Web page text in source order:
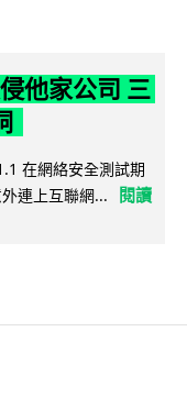
他家公司 三
在網絡安全測試期
連上互聯網...
閱讀